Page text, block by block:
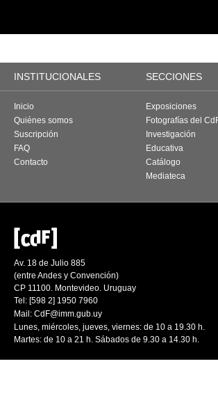
INSTITUCIONALES SECCIONES
Inicio
Quiénes somos
Suscripción
FAQ
Contacto
Exposiciones
Fotografías del
Investigación
Educativa
Catálogo
Mediateca
Av. 18 de Julio 885
(entre Andes y Convención)
CP 11100. Montevideo. Uruguay
Tel: [598 2] 1950 7960
Mail: CdF@imm.gub.uy
Lunes, miércoles, jueves, viernes: de 10 a 19.30 h.
Martes: de 10 a 21 h. Sábados de 9.30 a 14.30 h.